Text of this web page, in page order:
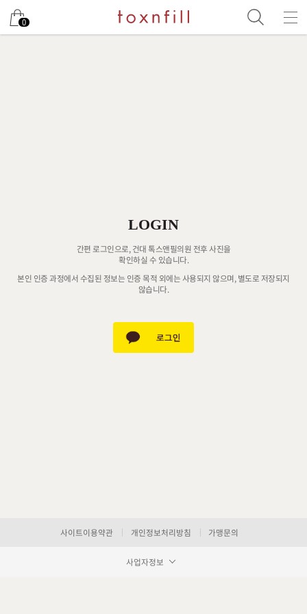
0
LOGIN
간편 로그인으로, 건대 톡스앤필의원 전후 사진을
확인하실 수 있습니다.
본인 인증 과정에서 수집된 정보는 인증 목적 외에는 사용되지 않으며, 별도로 저장되지
않습니다.
사이트이용약관 개인정보처리방침 가맹문의
사업자정보